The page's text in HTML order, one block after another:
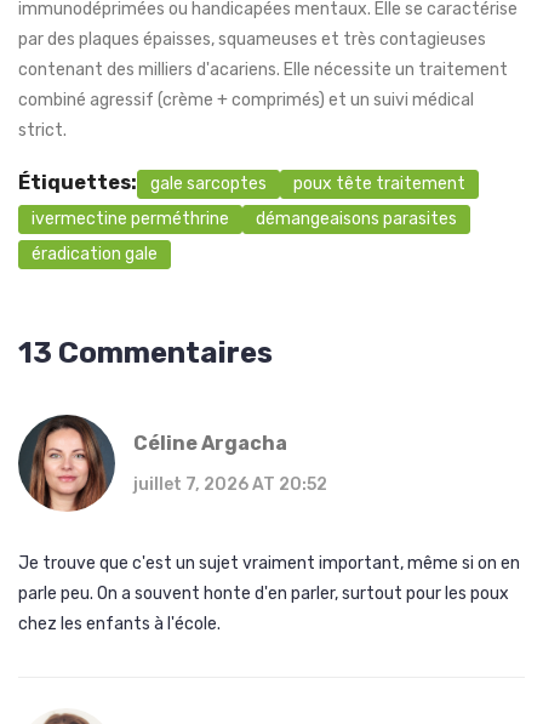
immunodéprimées ou handicapées mentaux. Elle se caractérise
par des plaques épaisses, squameuses et très contagieuses
contenant des milliers d'acariens. Elle nécessite un traitement
combiné agressif (crème + comprimés) et un suivi médical
strict.
Étiquettes: gale sarcoptes
poux tête traitement
ivermectine perméthrine
démangeaisons parasites
éradication gale
13 Commentaires
Céline Argacha
juillet 7, 2026 AT 20:52
Je trouve que c'est un sujet vraiment important, même si on en
parle peu. On a souvent honte d'en parler, surtout pour les poux
chez les enfants à l'école.